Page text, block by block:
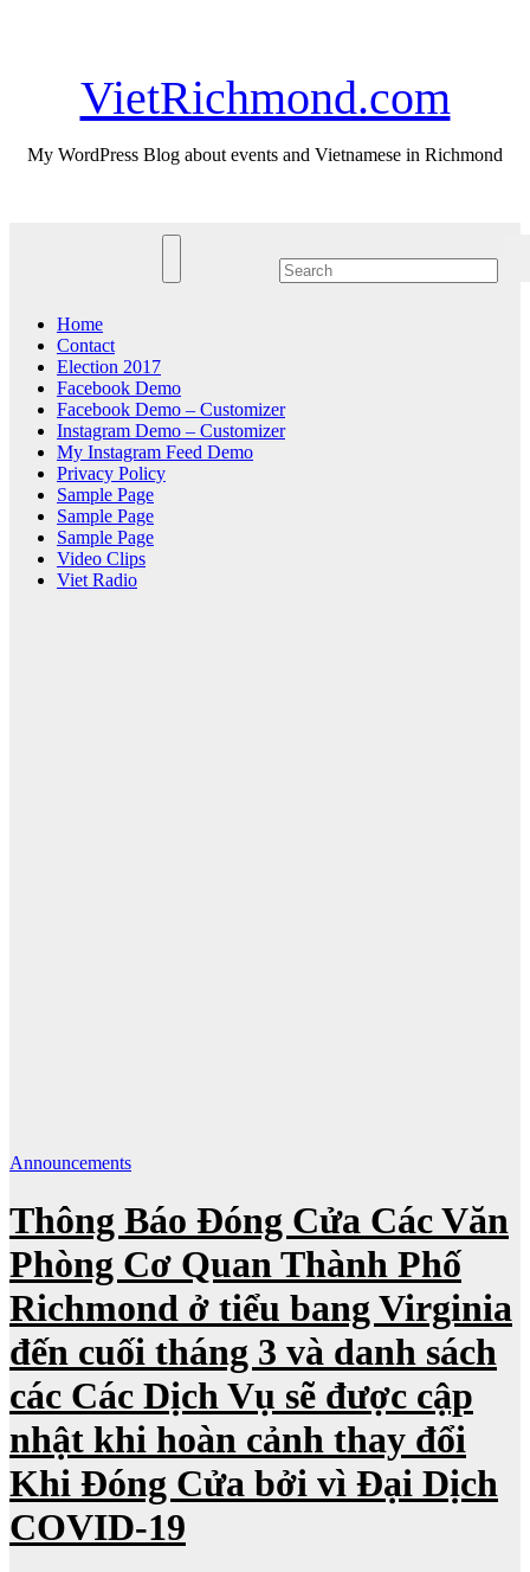
VietRichmond.com
My WordPress Blog about events and Vietnamese in Richmond
Home
Contact
Election 2017
Facebook Demo
Facebook Demo – Customizer
Instagram Demo – Customizer
My Instagram Feed Demo
Privacy Policy
Sample Page
Sample Page
Sample Page
Video Clips
Viet Radio
Announcements
Thông Báo Đóng Cửa Các Văn
Phòng Cơ Quan Thành Phố
Richmond ở tiểu bang Virginia
đến cuối tháng 3 và danh sách
các Các Dịch Vụ sẽ được cập
nhật khi hoàn cảnh thay đổi
Khi Đóng Cửa bởi vì Đại Dịch
COVID-19